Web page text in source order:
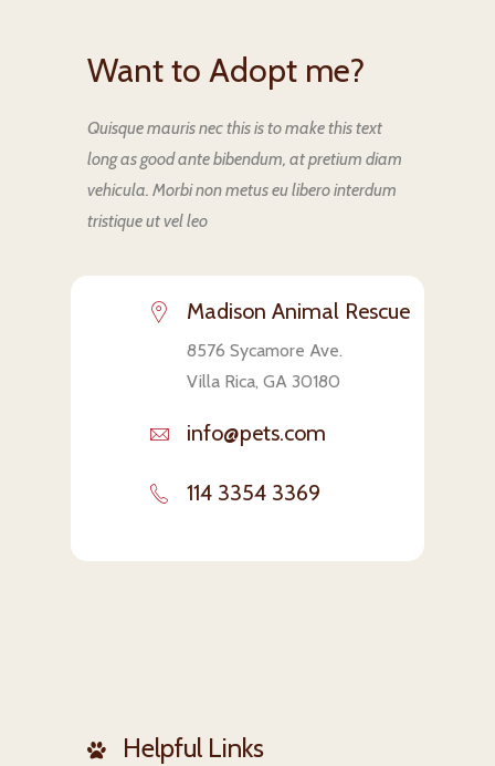
Want to Adopt me?
Quisque mauris nec this is to make this text
long as good ante bibendum, at pretium diam
vehicula. Morbi non metus eu libero interdum
tristique ut vel leo
Madison Animal Rescue
8576 Sycamore Ave.
Villa Rica, GA 30180
info@pets.com
114 3354 3369
Helpful Links